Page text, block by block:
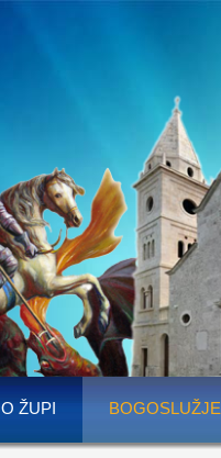
O ŽUPI BOGOSLUŽJE